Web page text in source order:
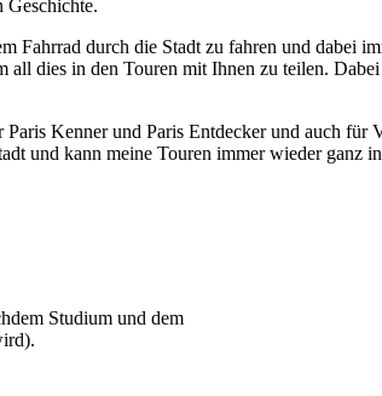
Geschichte.
Fahrrad durch die Stadt zu fahren und dabei
all dies in den Touren mit Ihnen zu teilen.
Kenner und Paris Entdecker und auch für
und kann meine Touren immer wieder ganz
dem Studium und dem
).